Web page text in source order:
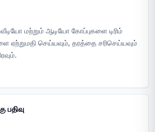
மற்றும் ஆடியோ கோப்புகளை டிரிம்
ஏற்றுமதி செய்யவும், தரத்தை சரிசெய்யவும்
பதிவு